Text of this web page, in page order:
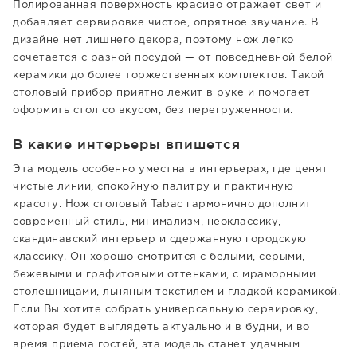
Полированная поверхность красиво отражает свет и
добавляет сервировке чистое, опрятное звучание. В
дизайне нет лишнего декора, поэтому нож легко
сочетается с разной посудой — от повседневной белой
керамики до более торжественных комплектов. Такой
столовый прибор приятно лежит в руке и помогает
оформить стол со вкусом, без перегруженности.
В какие интерьеры впишется
Эта модель особенно уместна в интерьерах, где ценят
чистые линии, спокойную палитру и практичную
красоту. Нож столовый Tabac гармонично дополнит
современный стиль, минимализм, неоклассику,
скандинавский интерьер и сдержанную городскую
классику. Он хорошо смотрится с белыми, серыми,
бежевыми и графитовыми оттенками, с мраморными
столешницами, льняным текстилем и гладкой керамикой.
Если Вы хотите собрать универсальную сервировку,
которая будет выглядеть актуально и в будни, и во
время приема гостей, эта модель станет удачным